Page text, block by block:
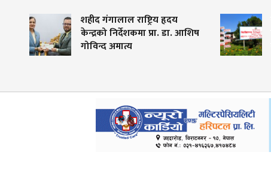
शहीद गंगालाल राष्ट्रिय हृदय
केन्द्रको निर्देशकमा प्रा. डा. आशिष
गोविन्द अमात्य